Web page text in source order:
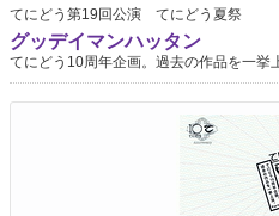
v
i
g
a
てにどう第19回公演 てにどう夏祭
グッデイマンハッタン
てにどう10周年企画。過去の作品を一挙